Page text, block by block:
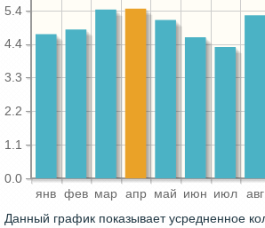
янв фев мар апр май июн июл авг
0.0
1.1
2.2
3.3
4.4
5.4
Данный график показывает усредненное